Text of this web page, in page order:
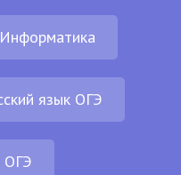
Информатика
язык ОГЭ
ОГЭ